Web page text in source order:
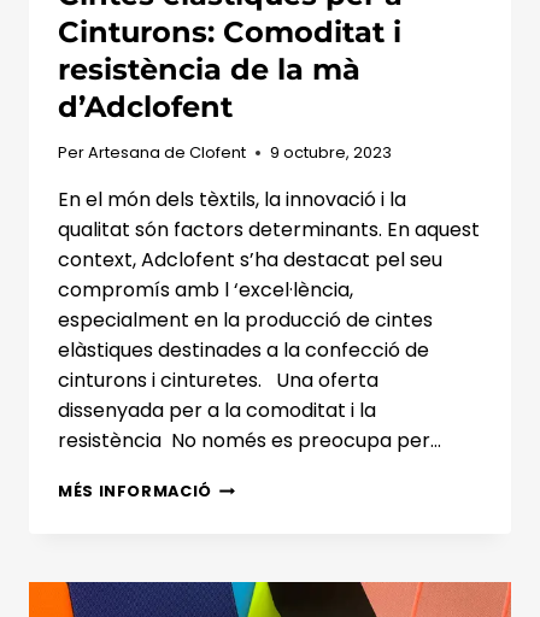
Cinturons: Comoditat i
resistència de la mà
d’Adclofent
PerArtesana de Clofent 9 octubre, 2023
En el món dels tèxtils, la innovació i la
qualitat són factors determinants. En aquest
context, Adclofent s’ha destacat pel seu
compromís amb l ‘excel·lència,
especialment en la producció de cintes
elàstiques destinades a la confecció de
cinturons i cinturetes. Una oferta
dissenyada per a la comoditat i la
resistència No només es preocupa per…
MÉS INFORMACIÓCINTES
CINTURONS:
COMODITAT